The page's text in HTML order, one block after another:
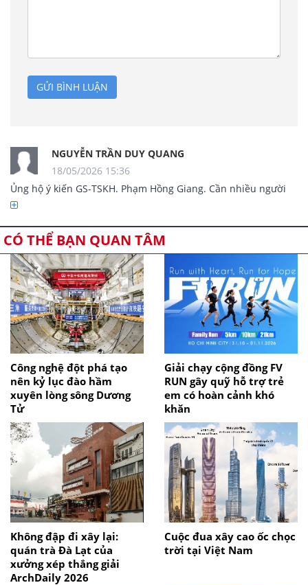
GỬI BÌNH LUẬN
NGUYỄN TRẦN DUY QUANG
18/05/2026 15:36
Ủng hộ ý kiến GS-TSKH. Phạm Hồng Giang. Cần nhiều người
lên tiếng hơn nữa.
CÓ THỂ BẠN QUAN TÂM
Công nghệ đột phá tạo
nên kỷ lục đào hầm
xuyên lòng sông Dương
Tử
Giải chạy cộng đồng FV
RUN gây quỹ hỗ trợ trẻ
em có hoàn cảnh khó
khăn
Không đập đi xây lại:
quán trà Đà Lạt của
xưởng xép thắng giải
ArchDaily 2026
Cuộc đua xây cao ốc chọc
trời tại Việt Nam